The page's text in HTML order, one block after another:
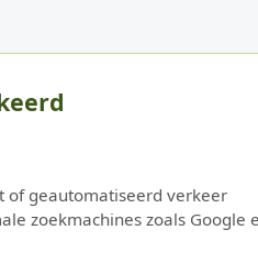
of geautomatiseerd verkeer
zoekmachines zoals Google